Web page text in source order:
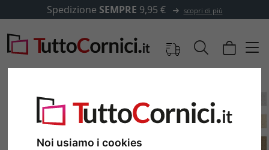
Noi usiamo i cookies
Spedizione SEMPRE 9,95 € scopri di più